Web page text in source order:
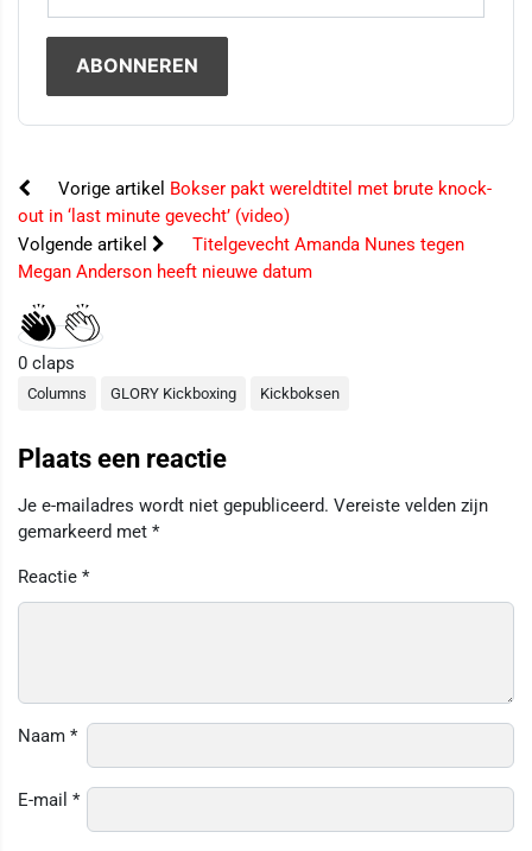
Vorige artikel Bokser pakt wereldtitel met brute knock-
out in ‘last minute gevecht’ (video)
Volgende artikel
Titelgevecht Amanda Nunes tegen
Megan Anderson heeft nieuwe datum
0 claps
Columns GLORY Kickboxing Kickboksen
Plaats een reactie
Je e-mailadres wordt niet gepubliceerd. Vereiste velden zijn
gemarkeerd met *
Reactie *
Naam *
E-mail *